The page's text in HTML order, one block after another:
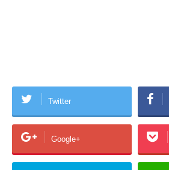
Twitter
Google+